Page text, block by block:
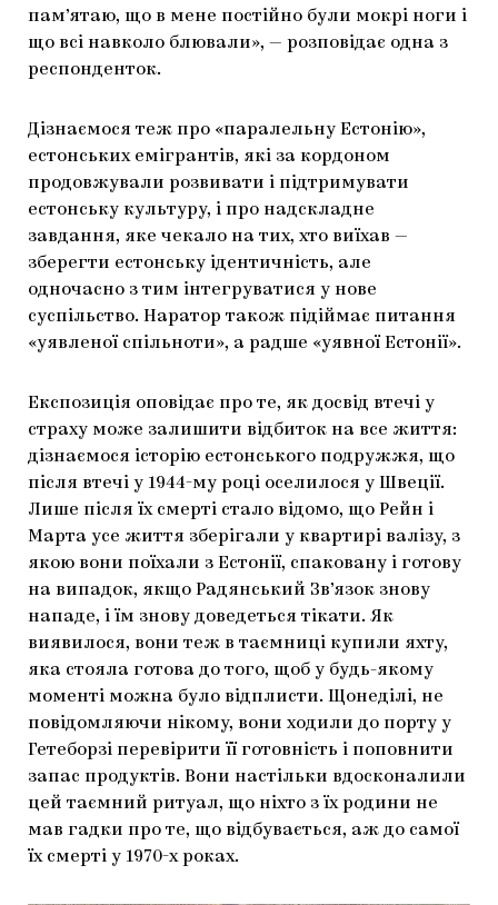
пам’ятаю, що в мене постійно були мокрі ноги і
що всі навколо блювали», — розповідає одна з
респонденток.
Дізнаємося теж про «паралельну Естонію»,
естонських емігрантів, які за кордоном
продовжували розвивати і підтримувати
естонську культуру, і про надскладне
завдання, яке чекало на тих, хто виїхав —
зберегти естонську ідентичність, але
одночасно з тим інтегруватися у нове
суспільство. Наратор також підіймає питання
«уявленої спільноти», а радше «уявної Естонії».
Експозиція оповідає про те, як досвід втечі у
страху може залишити відбиток на все життя:
дізнаємося історію естонського подружжя, що
після втечі у 1944-му році оселилося у Швеції.
Лише після їх смерті стало відомо, що Рейн і
Марта усе життя зберігали у квартирі валізу, з
якою вони поїхали з Естонії, спаковану і готову
на випадок, якщо Радянський Зв’язок знову
нападе, і їм знову доведеться тікати. Як
виявилося, вони теж в таємниці купили яхту,
яка стояла готова до того, щоб у будь-якому
моменті можна було відплисти. Щонеділі, не
повідомляючи нікому, вони ходили до порту у
Гетеборзі перевірити її готовність і поповнити
запас продуктів. Вони настільки вдосконалили
цей таємний ритуал, що ніхто з їх родини не
мав гадки про те, що відбувається, аж до самої
їх смерті у 1970-х роках.